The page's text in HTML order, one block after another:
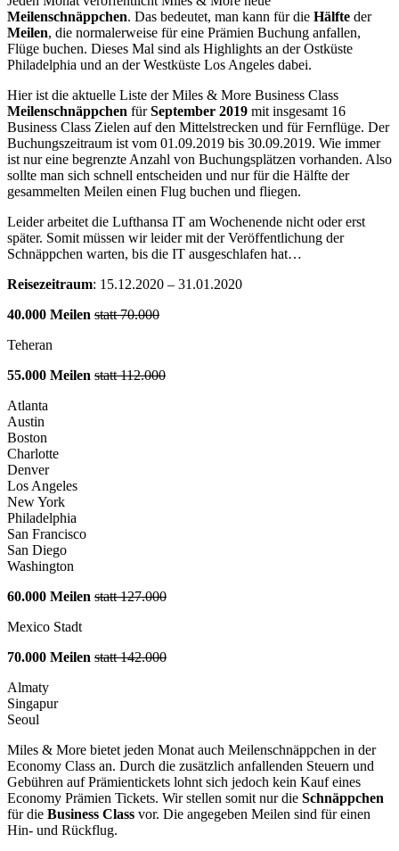
Meilenschnäppchen. Das bedeutet, man kann für die Hälfte der
Meilen, die normalerweise für eine Prämien Buchung anfallen,
Flüge buchen. Dieses Mal sind als Highlights an der Ostküste
Philadelphia und an der Westküste Los Angeles dabei.
Hier ist die aktuelle Liste der Miles & More Business Class
Meilenschnäppchen fürSeptember 2019 mit insgesamt 16
Business Class Zielen auf den Mittelstrecken und für Fernflüge. Der
Buchungszeitraum ist vom 01.09.2019 bis 30.09.2019. Wie immer
ist nur eine begrenzte Anzahl von Buchungsplätzen vorhanden. Also
sollte man sich schnell entscheiden und nur für die Hälfte der
gesammelten Meilen einen Flug buchen und fliegen.
Leider arbeitet die Lufthansa IT am Wochenende nicht oder erst
später. Somit müssen wir leider mit der Veröffentlichung der
Schnäppchen warten, bis die IT ausgeschlafen hat…
Reisezeitraum: 15.12.2020 – 31.01.2020
40.000 Meilen statt 70.000
Teheran
55.000 Meilen statt 112.000
Atlanta
Austin
Boston
Charlotte
Denver
Los Angeles
New York
Philadelphia
San Francisco
San Diego
Washington
60.000 Meilen statt 127.000
Mexico Stadt
70.000 Meilen statt 142.000
Almaty
Singapur
Seoul
Miles & More bietet jeden Monat auch Meilenschnäppchen in der
Economy Class an. Durch die zusätzlich anfallenden Steuern und
Gebühren auf Prämientickets lohnt sich jedoch kein Kauf eines
Economy Prämien Tickets. Wir stellen somit nur die Schnäppchen
für die Business Class vor. Die angegeben Meilen sind für einen
Hin- und Rückflug.